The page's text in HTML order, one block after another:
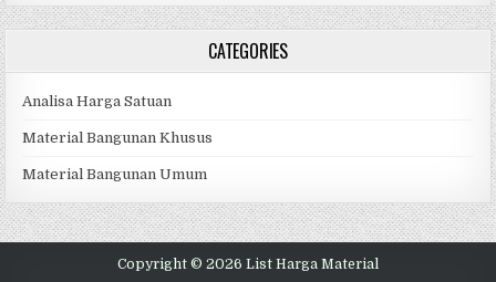
CATEGORIES
Analisa Harga Satuan
Material Bangunan Khusus
Material Bangunan Umum
Copyright © 2026 List Harga Material